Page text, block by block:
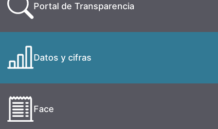
Portal de Transparencia
Datos y cifras
Face